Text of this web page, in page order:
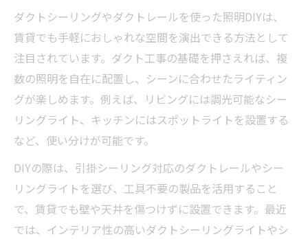
ダクトシーリングやダクトレールを使った照明DIYは、
賃貸でも手軽におしゃれな空間を演出できる方法として
注目されています。ダクト工事の基礎を押さえれば、複
数の照明を自在に配置し、シーンに合わせたライティン
グが楽しめます。例えば、リビングには調光可能なシー
リングライト、キッチンにはスポットライトを設置する
など、使い分けが可能です。
DIYの際は、引掛シーリング対応のダクトレールやシー
リングライトを選び、工具不要の製品を活用すること
で、賃貸でも壁や天井を傷つけずに設置できます。最近
では、インテリア性の高いダクトシーリングライトやシ